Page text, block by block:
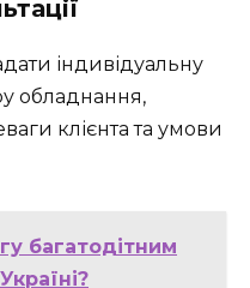
індивідуальну
обладнання,
клієнта та умови
багатодітним